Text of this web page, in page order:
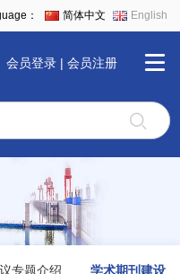
： 简体中文 English
会员登录 | 会员注册
专题介绍 学术期刊建设